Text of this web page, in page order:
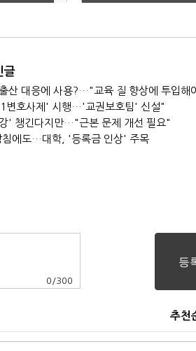
신설"
글
산 대응에 사용?…"교육 질 향상에 투입해
변호사제' 시행…'교권보호팀' 신설"
' 챙긴다지만…"근본 문제 개선 필요"
에도…대학, '등록금 인상' 주목
0 /300
추천